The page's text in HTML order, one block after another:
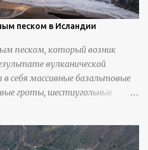
песком в Исландии
песком, который возник
вулканической
себя массивные базальтовые
гроты, шестиугольные